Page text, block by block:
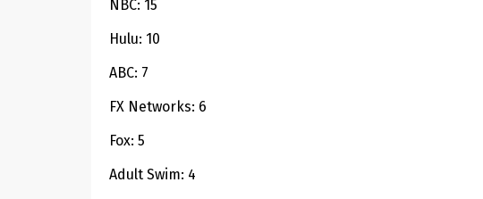
NBC: 15
Hulu: 10
ABC: 7
FX Networks: 6
Fox: 5
Adult Swim: 4